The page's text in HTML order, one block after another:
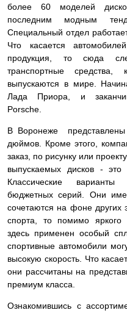
более 60 моделей
последним модным
Специальный отдел
Что касается
продукция, то сюда
транспортные
выпускаются в мире.
Лада Приора, и
Porsche.
В Воронеже
дюймов. Кроме этого,
заказ, по рисунку или
выпускаемых дисков - это
Классические
бюджетных серий. Они
сочетаются на фоне других
спорта, то помимо яркого
здесь применен особый
спортивные автомобили
высокую скорость. Что
они рассчитаны на
премиум класса.
Ознакомившись с